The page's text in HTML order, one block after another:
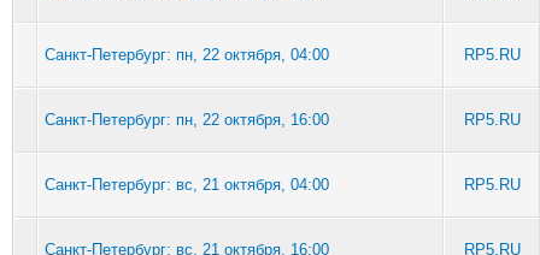
Санкт-Петербург: пн, 22 октября, 04:00 RP5.RU
Санкт-Петербург: пн, 22 октября, 16:00 RP5.RU
Санкт-Петербург: вс, 21 октября, 04:00 RP5.RU
Санкт-Петербург: вс, 21 октября, 16:00 RP5.RU